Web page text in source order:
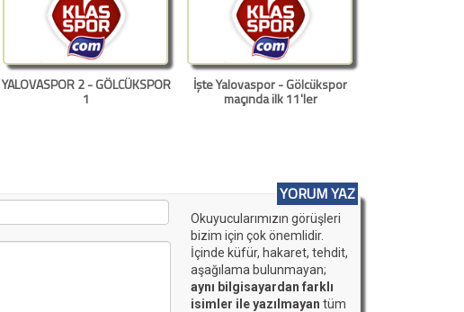
YALOVASPOR 2 - GÖLCÜKSPOR
1
İşte Yalovaspor - Gölcükspor
maçında ilk 11'ler
YORUM YAZ
Okuyucularımızın görüşleri
bizim için çok önemlidir.
İçinde küfür, hakaret, tehdit,
aşağılama bulunmayan;
aynı bilgisayardan farklı
isimler ile yazılmayan tüm